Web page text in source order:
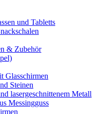
und Tabletts
& Zubehör
Glasschirmen
Steinen
lasergeschnittenem Metall
Messingguss